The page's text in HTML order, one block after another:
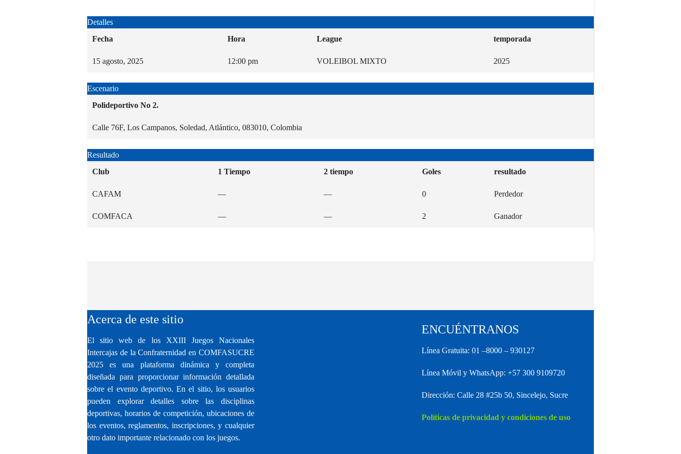
Detalles
Fecha
Hora League temporada
15 agosto, 2025 12:00 pm VOLEIBOL MIXTO 2025
Escenario
Polideportivo No 2.
Calle 76F, Los Campanos, Soledad, Atlántico, 083010, Colombia
Resultado
Club
1 Tiempo 2 tiempo Goles resultado
CAFAM — — 0 Perdedor
COMFACA — — 2 Ganador
Acerca de este sitio
El sitio web de los XXIII Juegos Nacionales
Intercajas de la Confraternidad en COMFASUCRE
2025 es una plataforma dinámica y completa
diseñada para proporcionar información detallada
sobre el evento deportivo. En el sitio, los usuarios
pueden explorar detalles sobre las disciplinas
deportivas, horarios de competición, ubicaciones de
los eventos, reglamentos, inscripciones, y cualquier
otro dato importante relacionado con los juegos.
ENCUÉNTRANOS
Línea Gratuita: 01 –8000 – 930127
Línea Móvil y WhatsApp: +57 300 9109720
Dirección: Calle 28 #25b 50, Sincelejo, Sucre
Políticas de privacidad y condiciones de uso